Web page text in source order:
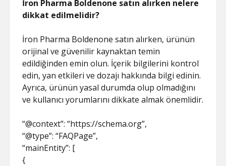
İron Pharma Boldenone satın alırken nelere
dikkat edilmelidir?
İron Pharma Boldenone satın alırken, ürünün
orijinal ve güvenilir kaynaktan temin
edildiğinden emin olun. İçerik bilgilerini kontrol
edin, yan etkileri ve dozajı hakkında bilgi edinin.
Ayrıca, ürünün yasal durumda olup olmadığını
ve kullanıcı yorumlarını dikkate almak önemlidir.
“@context”: “https://schema.org”,
“@type”: “FAQPage”,
“mainEntity”: [
{